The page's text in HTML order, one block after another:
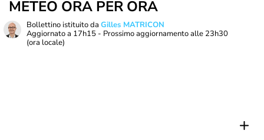
METEO ORA PER ORA
Bollettino istituito da Gilles MATRICON
Aggiornato a 17h15 - Prossimo aggiornamento alle 23h30
(ora locale)